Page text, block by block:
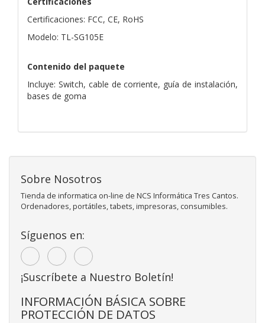
Certificaciones: FCC, CE, RoHS
Modelo: TL-SG105E
Contenido del paquete
Incluye: Switch, cable de corriente, guía de instalación,
bases de goma
Sobre Nosotros
Tienda de informatica on-line de NCS Informática Tres Cantos.
Ordenadores, portátiles, tabets, impresoras, consumibles.
Síguenos en:
¡Suscríbete a Nuestro Boletín!
INFORMACIÓN BÁSICA SOBRE
PROTECCIÓN DE DATOS